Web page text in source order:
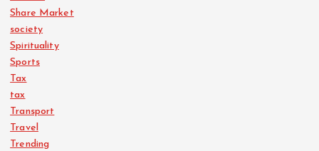
Share Market
society
Spirituality
Sports
Tax
tax
Transport
Travel
Trending